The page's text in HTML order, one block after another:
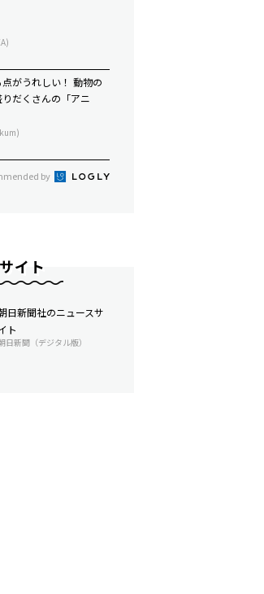
がうれしい！ 動物の
だくさんの「アニ
by
イト
日新聞社のニュースサ
ト
日新聞（デジタル版）